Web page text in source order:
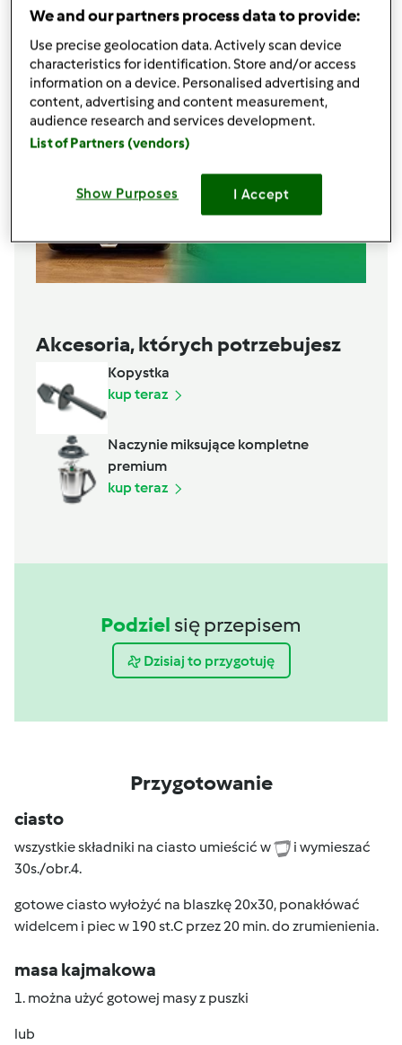
Lista zakupów
Akcesoria, których potrzebujesz
Kopystka
kup teraz
Naczynie miksujące kompletne
premium
kup teraz
Podziel się przepisem
Dzisiaj to przygotuję
Przygotowanie
ciasto
wszystkie składniki na ciasto umieścić w
i wymieszać
30s./obr.4.
gotowe ciasto wyłożyć na blaszkę 20x30, ponakłówać
widelcem i piec w 190 st.C przez 20 min. do zrumienienia.
masa kajmakowa
1. można użyć gotowej masy z puszki
lub
We and our partners process data to provide:
Use precise geolocation data. Actively scan device
characteristics for identification. Store and/or access
information on a device. Personalised advertising and
content, advertising and content measurement,
audience research and services development.
List of Partners (vendors)
Show Purposes I Accept